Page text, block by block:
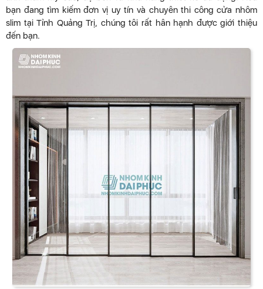
bạn đang tìm kiếm đơn vị uy tín và chuyên thi công cửa nhôm
slim tại Tỉnh Quảng Trị, chúng tôi rất hân hạnh được giới thiệu
đến bạn.